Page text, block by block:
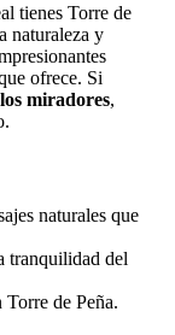
tienes Torre de
naturaleza y
ofrece. Si
miradores,
naturales que
tranquilidad del
de Peña.